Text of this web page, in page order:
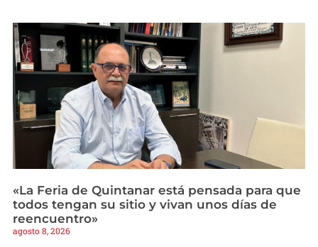
«La Feria de Quintanar está pensada para que
todos tengan su sitio y vivan unos días de
reencuentro»
agosto 8, 2026